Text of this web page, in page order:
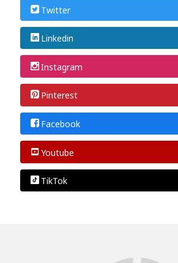
Twitter
Linkedin
Instagram
Pinterest
Facebook
Youtube
TikTok